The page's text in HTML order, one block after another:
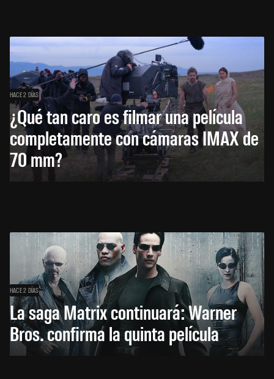
HACE 2 DÍAS
¿Qué tan caro es filmar una película
completamente con cámaras IMAX de
70 mm?
HACE 2 DÍAS
La saga Matrix continuará: Warner
Bros. confirma la quinta película